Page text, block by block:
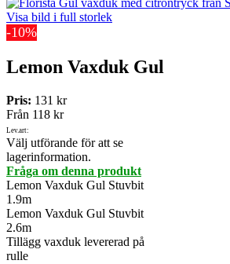
Visa bild i full storlek
-10%
Lemon Vaxduk Gul
Pris: 131 kr
Från 118 kr
Lev.art:
Välj utförande för att se
lagerinformation.
Fråga om denna produkt
Lemon Vaxduk Gul Stuvbit
1.9m
Lemon Vaxduk Gul Stuvbit
2.6m
Tillägg vaxduk levererad på
rulle